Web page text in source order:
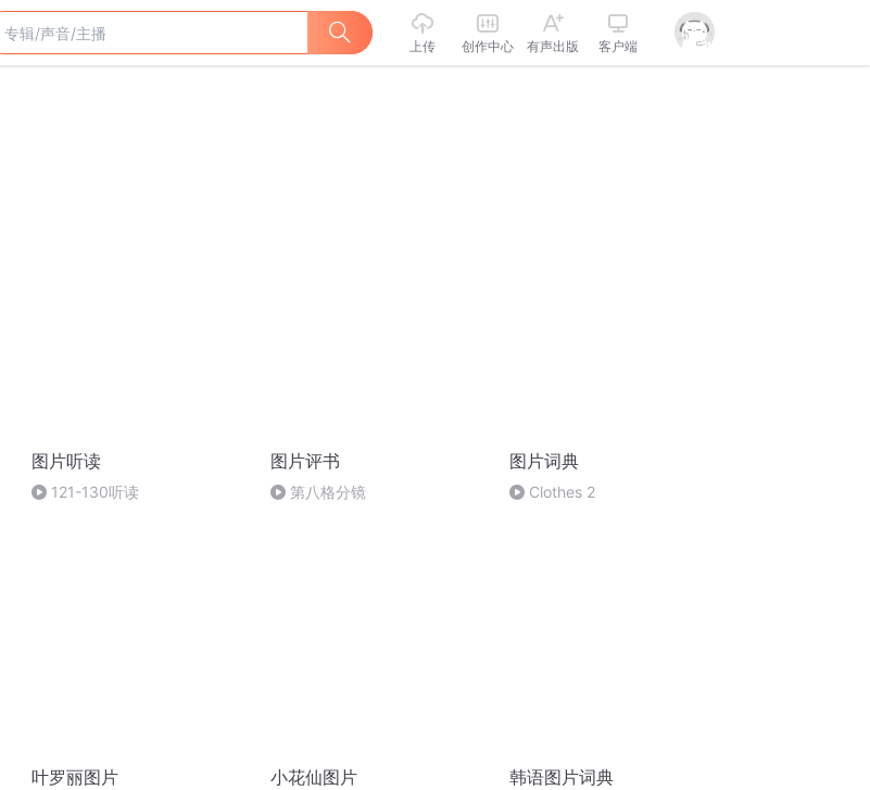
上传 创作中心 有声出版 客户端
图片听读
121-130听读
图片评书
第八格分镜
图片词典
Clothes 2
叶罗丽图片 小花仙图片 韩语图片词典